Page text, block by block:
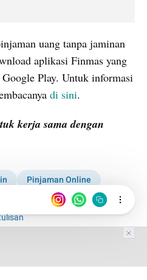
uang tanpa jaminan
aplikasi Finmas yang
Play. Untuk informasi
di sini.
kerja sama dengan
Pinjaman Online